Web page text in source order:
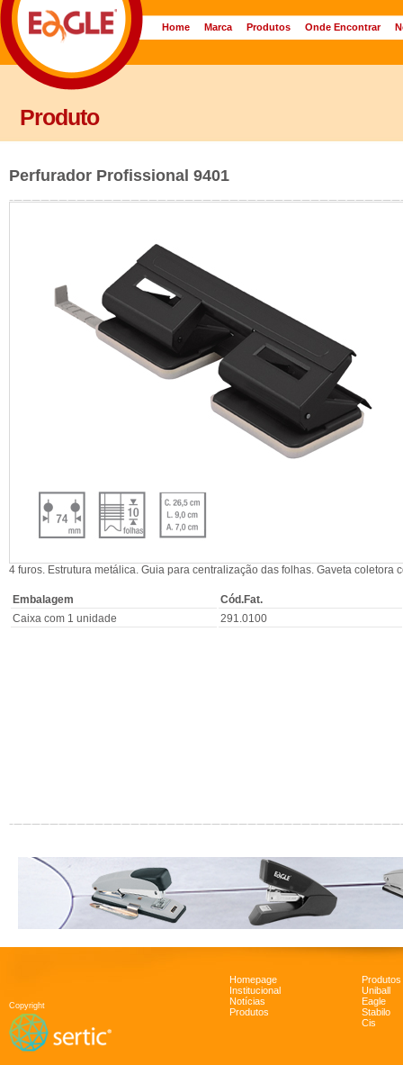
Home Marca Produtos Onde Encontrar
Produto
Perfurador Profissional 9401
4 furos. Estrutura metálica. Guia para centralização das folhas. Gaveta coletora
Embalagem
Cód.Fat.
Caixa com 1 unidade
291.0100
Copyright
Homepage
Institucional
Notícias
Produtos
Produtos
Uniball
Eagle
Stabilo
Cis